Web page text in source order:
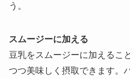
う。
スムージーに加える
豆乳をスムージーに加えるこ
つつ美味しく摂取できます。